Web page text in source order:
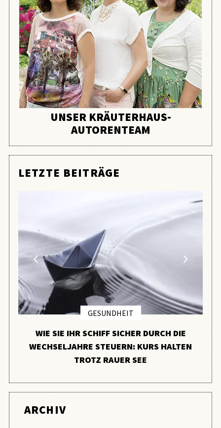
UNSER KRÄUTERHAUS-
AUTORENTEAM
LETZTE BEITRÄGE
GESUNDHEIT
WIE SIE IHR SCHIFF SICHER DURCH DIE
WECHSELJAHRE STEUERN: KURS HALTEN
TROTZ RAUER SEE
ARCHIV